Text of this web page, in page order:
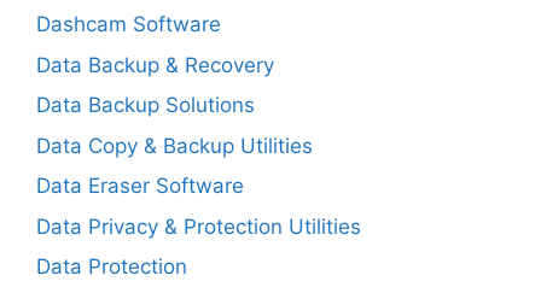
Dashcam Software
Data Backup & Recovery
Data Backup Solutions
Data Copy & Backup Utilities
Data Eraser Software
Data Privacy & Protection Utilities
Data Protection